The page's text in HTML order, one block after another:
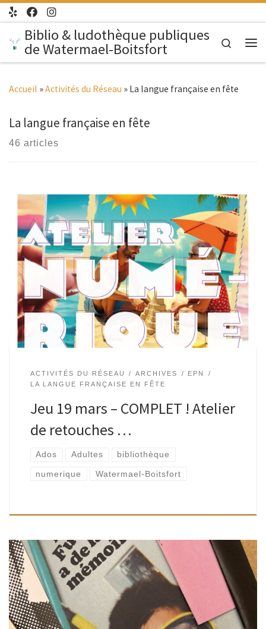
Passer au contenu
Biblio & ludothèque publiques
de Watermael-Boitsfort
Search
Accueil »Activités du Réseau » La langue française en fête
La langue française en fête
46 articles
Atelier complet (sur liste d’attente) Ados-adultes |
Bibliothèque de Boitsfort | 10H – 12H & 13H – 15H Invitation
à imaginer des futurs possibles à Watermael en retouchant
d’anciennes cartes […]
ACTIVITÉS DU RÉSEAU ARCHIVES
EPN
LA LANGUE FRANÇAISE EN FÊTE
Jeu 19 mars – COMPLET ! Atelier
de retouches …
Ados Adultes bibliothèque
numerique Watermael-Boitsfort
Tout public | Bibliothèque de Watermael, Espace Delvaux |
tout le mois de mars, durant les heures d’ouverture
Exposition des productions des participants aux ateliers